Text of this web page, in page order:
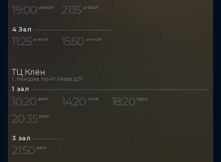
19:00 от 500 ₽ 21:15 от 500 ₽
4 Зал
11:25 от 370 ₽ 15:50 от 470 ₽
ТЦ Клён
г. Находка, пр-кт Мира д.51
1 зал
10:20 350 ₽ 14:20 470 ₽ 18:20 500 ₽
20:35 500 ₽
3 зал
21:50 500 ₽